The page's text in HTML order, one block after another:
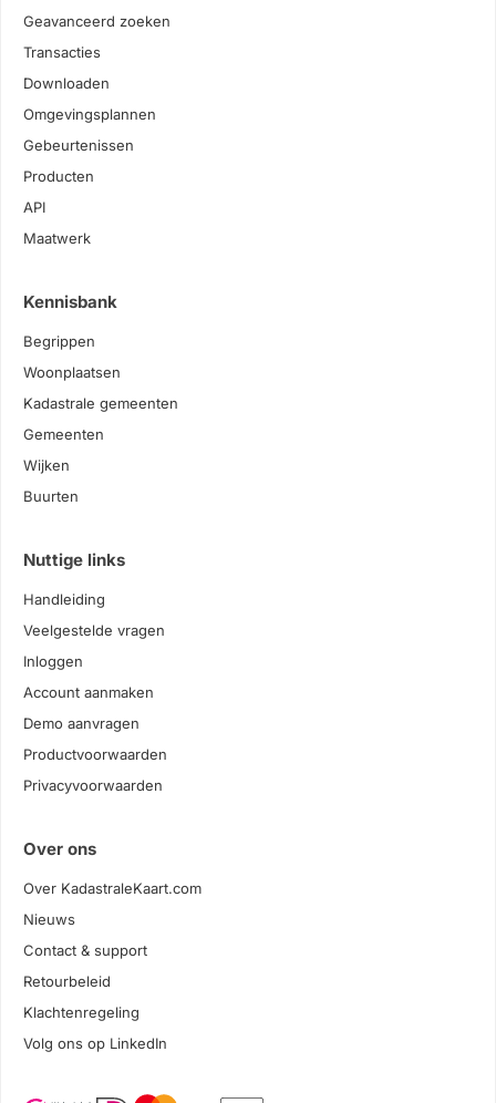
Geavanceerd zoeken
Transacties
Downloaden
Omgevingsplannen
Gebeurtenissen
Producten
API
Maatwerk
Kennisbank
Begrippen
Woonplaatsen
Kadastrale gemeenten
Gemeenten
Wijken
Buurten
Nuttige links
Handleiding
Veelgestelde vragen
Inloggen
Account aanmaken
Demo aanvragen
Productvoorwaarden
Privacyvoorwaarden
Over ons
Over KadastraleKaart.com
Nieuws
Contact & support
Retourbeleid
Klachtenregeling
Volg ons op LinkedIn